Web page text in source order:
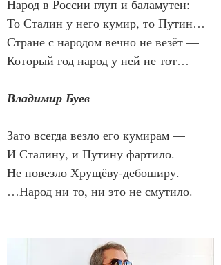
Народ в России глуп и баламутен:
То Сталин у него кумир, то Путин…
Стране с народом вечно не везёт —
Который год народ у ней не тот…
Владимир Буев
Зато всегда везло его кумирам —
И Сталину, и Путину фартило.
Не повезло Хрущёву-дебоширу.
…Народ ни то, ни это не смутило.